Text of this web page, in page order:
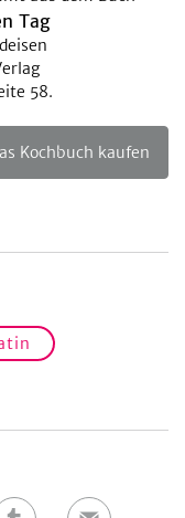
Tag
58.
Kochbuch kaufen